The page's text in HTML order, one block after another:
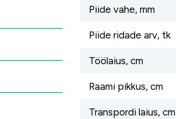
Piide vahe, mm
Piide ridade arv, tk
Töölaius, cm
Raami pikkus, cm
Transpordi laius, cm